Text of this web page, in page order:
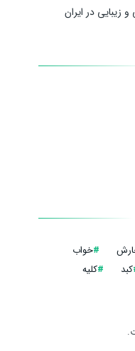
زیبایی در ایران
#خواب
کبد #کلیه